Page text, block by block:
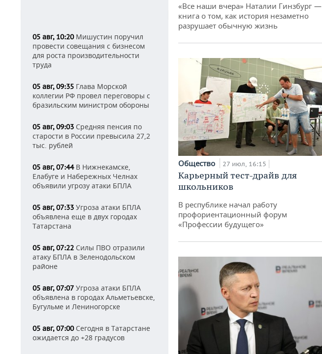
05 авг, 10:20Мишустин поручил
провести совещания с бизнесом
для роста производительности
труда
05 авг, 09:35 Глава Морской
коллегии РФ провел переговоры с
бразильским министром обороны
05 авг, 09:03 Средняя пенсия по
старости в России превысила 27,2
тыс. рублей
05 авг, 07:44В Нижнекамске,
Елабуге и Набережных Челнах
объявили угрозу атаки БПЛА
05 авг, 07:33 Угроза атаки БПЛА
объявлена еще в двух городах
Татарстана
05 авг, 07:22 Силы ПВО отразили
атаку БПЛА в Зеленодольском
районе
05 авг, 07:07 Угроза атаки БПЛА
объявлена в городах Альметьевске,
Бугульме и Лениногорске
05 авг, 07:00Сегодня в Татарстане
ожидается до +28 градусов
«Все наши вчера» Наталии Гинзбург —
книга о том, как история незаметно
разрушает обычную жизнь
Общество 27 июл, 16:15
Карьерный тест-драйв для
школьников
В республике начал работу
профориентационный форум
«Профессии будущего»